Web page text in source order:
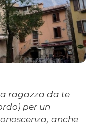
ragazza da te
per un
anche